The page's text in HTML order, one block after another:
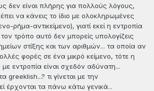
δεν είναι πλήρης για πολλούς λόγους,
να κάνεις το ίδιο με ολοκληρωμένες
ρήμα-αντικείμενο), γιατί εκεί η εντροπία
τρόπο αυτό δεν μπορείς υπολογίζεις
στίξης και των αριθμών... τα οποία αν
φορές σε ένα μικρό κείμενο, τότε η
εντροπία είναι σχεδόν αδύνατη...
greeklish...? τι γίνεται με την
έρχονται τα πάνω κάτω γενικά...